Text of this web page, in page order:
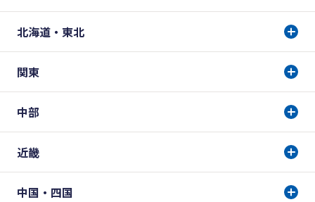
北海道・東北
関東
中部
近畿
中国・四国